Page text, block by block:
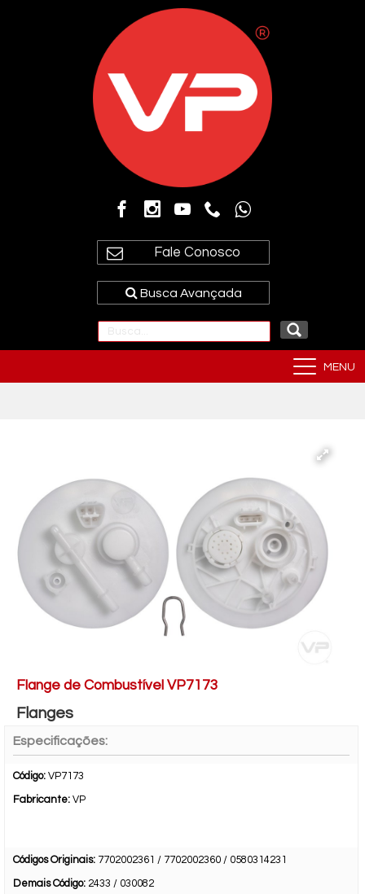
Fale Conosco
Busca Avançada
MENU
Flange de Combustível VP7173
Flanges
Especificações:
Código: VP7173
Fabricante: VP
Códigos Originais: 7702002361 / 7702002360 / 0580314231
Demais Código: 2433 / 030082